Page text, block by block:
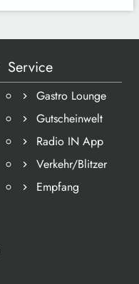
Service
Gastro Lounge
Gutscheinwelt
Radio IN App
Verkehr/Blitzer
Empfang